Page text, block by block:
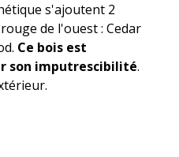
s'ajoutent 2
de l'ouest : Cedar
Ce bois est
son imputrescibilité.